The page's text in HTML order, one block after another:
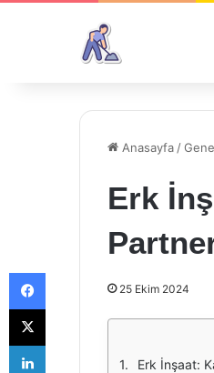
Anasayfa /
Erk
25 Ekim 2024
Erk İnşaat:
Facebook
X
LinkedIn